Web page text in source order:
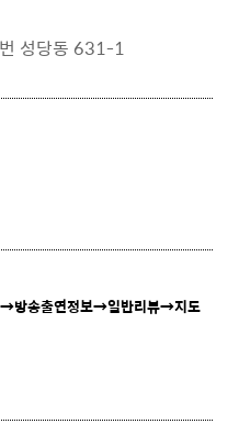
성당동 631-1
송출연정보→일반리뷰→지도